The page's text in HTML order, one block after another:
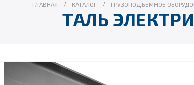
ГЛАВНАЯ КАТАЛОГ ГРУЗОПОДЪЁМНОЕ
ТАЛЬ